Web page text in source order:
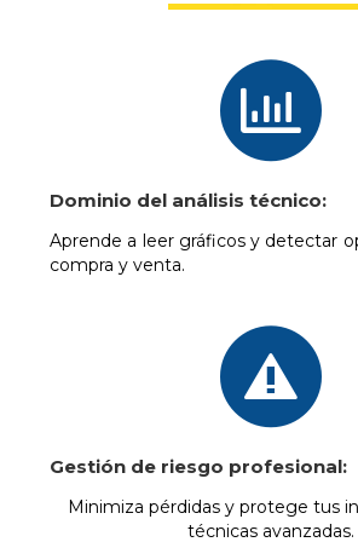
Dominio del análisis técnico:
Aprende a leer gráficos y detectar
compra y venta.
Gestión de riesgo profesional:
Minimiza pérdidas y protege tus
técnicas avanzadas.